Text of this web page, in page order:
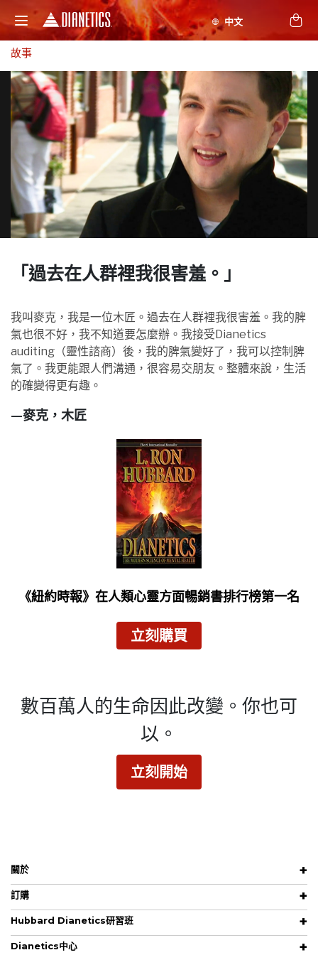
故事
「過去在人群裡我很害羞。」
我叫麥克，我是一位木匠。過去在人群裡我很害羞。我的脾
氣也很不好，我不知道要怎麼辦。我接受Dianetics
auditing（靈性諮商）後，我的脾氣變好了，我可以控制脾
氣了。我更能跟人們溝通，很容易交朋友。整體來說，生活
的確變得更有趣。
—麥克，木匠
《紐約時報》 在人類心靈方面暢銷書排行榜第一名
立刻購買
數百萬人的生命因此改變。 你也可
以。
立刻開始
關於
訂購
Hubbard Dianetics研習班
Dianetics中心